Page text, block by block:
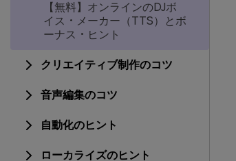
【無料】オンラインのDJボ
イス・メーカー（TTS）とボ
ーナス・ヒント
クリエイティブ制作のコツ
音声編集のコツ
自動化のヒント
ローカライズのヒント